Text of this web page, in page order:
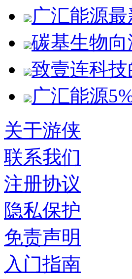
广汇能源
碳基生物
致壹连科
广汇能源
关于游侠
联系我们
注册协议
隐私保护
免责声明
入门指南